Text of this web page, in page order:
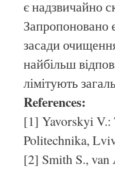
є надзвичайно
Запропоновано
засади
найбільш
лімітують
References:
[1] Yavorskyi
Politechnika,
[2] Smith S., van